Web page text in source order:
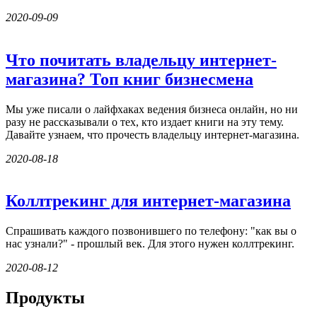
2020-09-09
Что почитать владельцу интернет-
магазина? Топ книг бизнесмена
Мы уже писали о лайфхаках ведения бизнеса онлайн, но ни
разу не рассказывали о тех, кто издает книги на эту тему.
Давайте узнаем, что прочесть владельцу интернет-магазина.
2020-08-18
Коллтрекинг для интернет-магазина
Спрашивать каждого позвонившего по телефону: "как вы о
нас узнали?" - прошлый век. Для этого нужен коллтрекинг.
2020-08-12
Продукты